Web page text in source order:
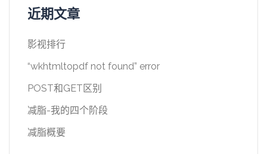
近期文章
影视排行
“wkhtmltopdf not found” error
POST和GET区别
减脂-我的四个阶段
减脂概要